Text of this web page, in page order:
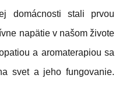
domácnosti stali prvou
napätie v našom živote
a aromaterapiou sa
svet a jeho fungovanie.